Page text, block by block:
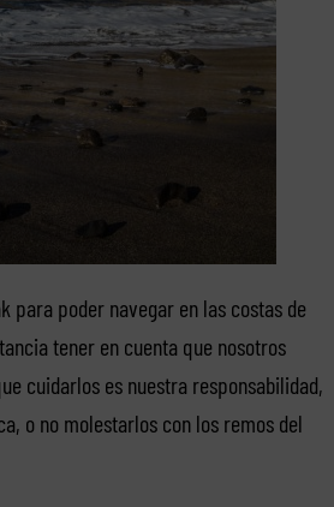
para poder navegar en las costas de
tener en cuenta que nosotros
cuidarlos es nuestra responsabilidad,
o no molestarlos con los remos del